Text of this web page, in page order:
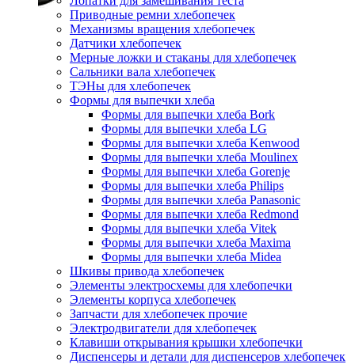
Приводные ремни хлебопечек
Механизмы вращения хлебопечек
Датчики хлебопечек
Мерные ложки и стаканы для хлебопечек
Сальники вала хлебопечек
ТЭНы для хлебопечек
Формы для выпечки хлеба
Формы для выпечки хлеба Bork
Формы для выпечки хлеба LG
Формы для выпечки хлеба Kenwood
Формы для выпечки хлеба Moulinex
Формы для выпечки хлеба Gorenje
Формы для выпечки хлеба Philips
Формы для выпечки хлеба Panasonic
Формы для выпечки хлеба Redmond
Формы для выпечки хлеба Vitek
Формы для выпечки хлеба Maxima
Формы для выпечки хлеба Midea
Шкивы привода хлебопечек
Элементы электросхемы для хлебопечки
Элементы корпуса хлебопечек
Запчасти для хлебопечек прочие
Электродвигатели для хлебопечек
Клавиши открывания крышки хлебопечки
Диспенсеры и детали для диспенсеров хлебопечек